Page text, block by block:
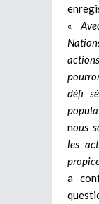
«
défi
nous
les
a